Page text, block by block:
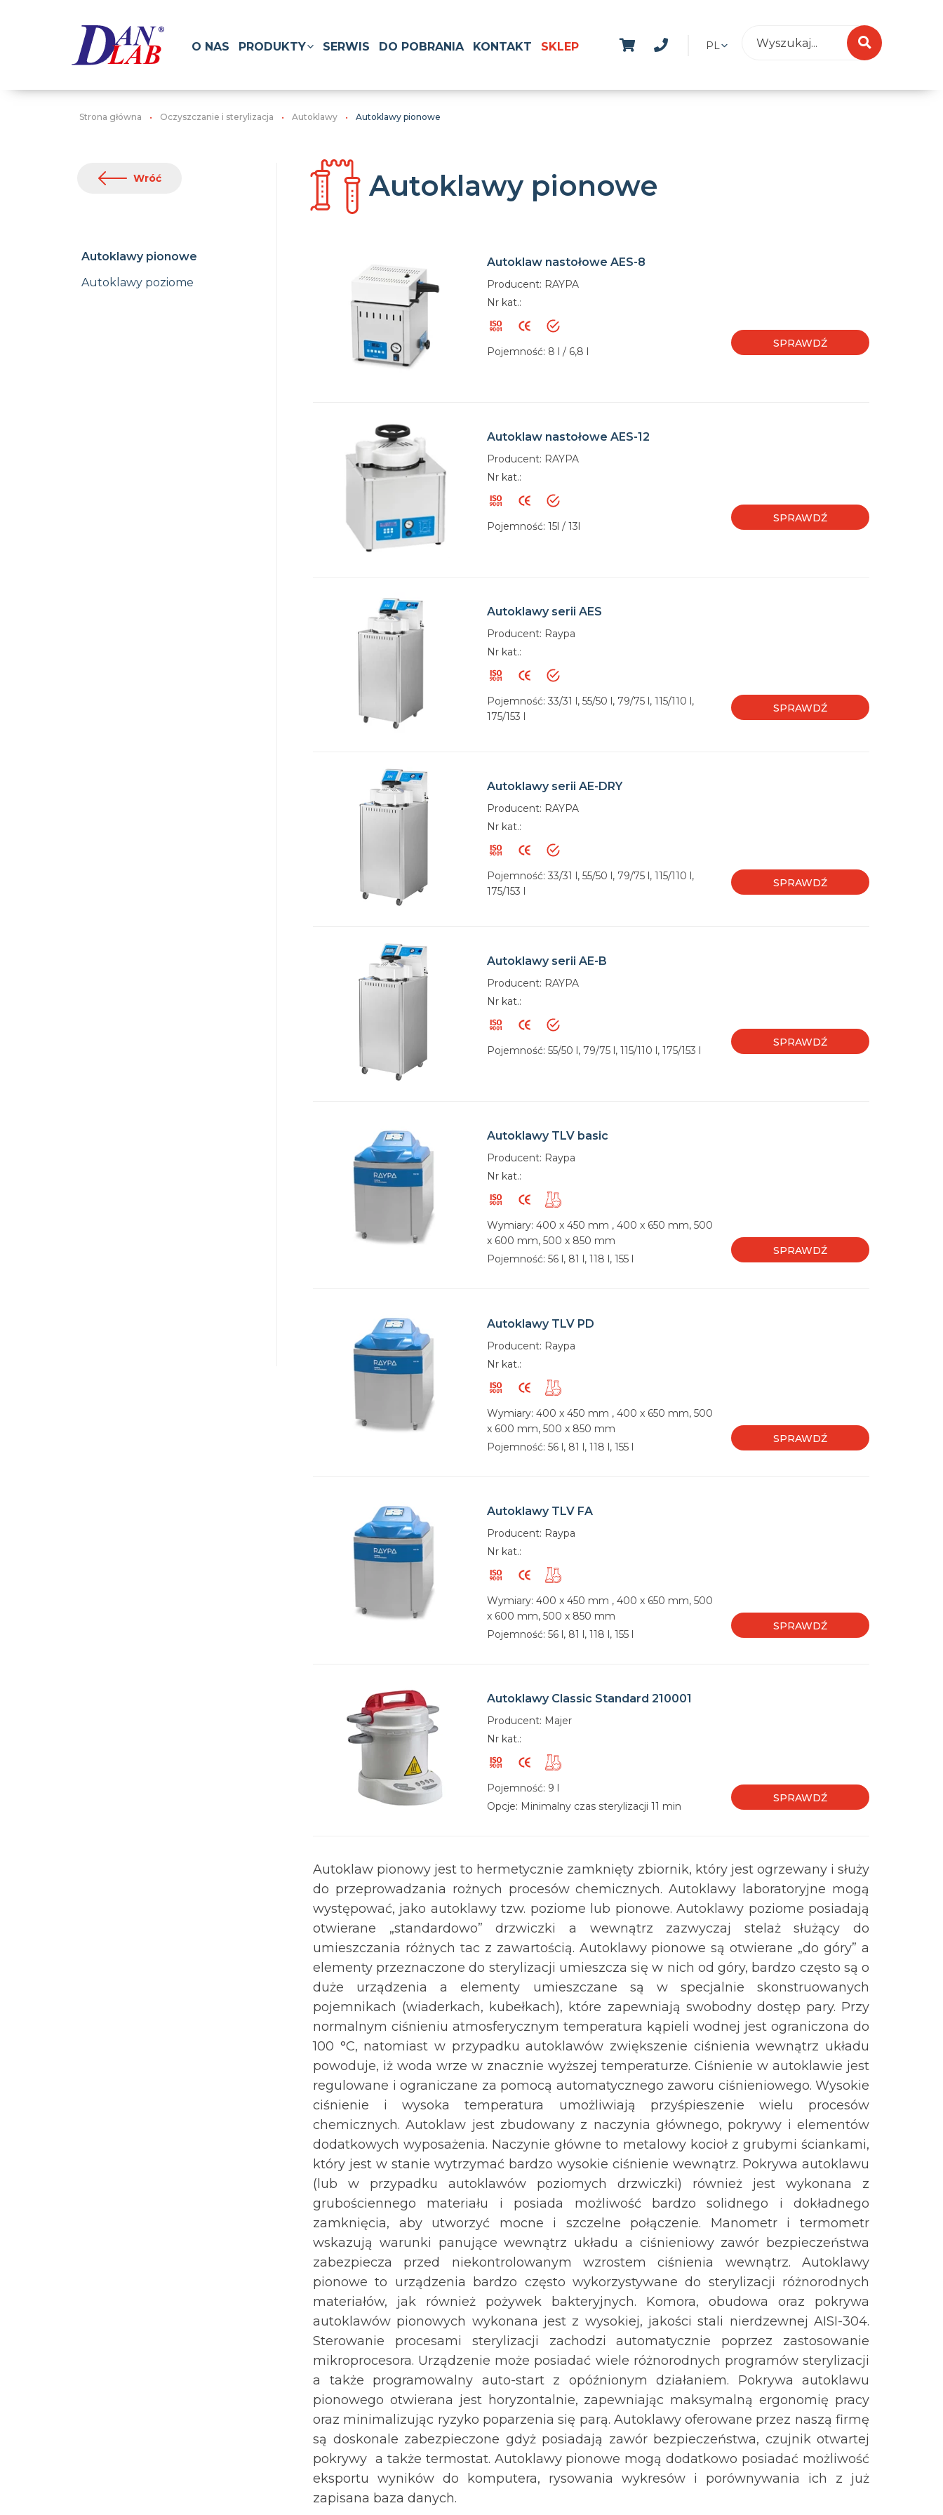
PL
O NAS PRODUKTY SERWIS DO POBRANIA KONTAKT SKLEP
Strona główna Oczyszczanie i sterylizacja Autoklawy Autoklawy pionowe
Wróć
Autoklawy pionowe
Autoklawy poziome
Autoklawy pionowe
Autoklaw nastołowe AES-8
Producent: RAYPA
Nr kat.:
Pojemność: 8 l / 6,8 l
SPRAWDŹ
Autoklaw nastołowe AES-12
Producent: RAYPA
Nr kat.:
Pojemność: 15l / 13l
SPRAWDŹ
Autoklawy serii AES
Producent: Raypa
Nr kat.:
Pojemność: 33/31 l, 55/50 l, 79/75 l, 115/110 l,
175/153 l
SPRAWDŹ
Autoklawy serii AE-DRY
Producent: RAYPA
Nr kat.:
Pojemność: 33/31 l, 55/50 l, 79/75 l, 115/110 l,
175/153 l
SPRAWDŹ
Autoklawy serii AE-B
Producent: RAYPA
Nr kat.:
Pojemność: 55/50 l, 79/75 l, 115/110 l, 175/153 l
SPRAWDŹ
Autoklawy TLV basic
Producent: Raypa
Nr kat.:
Wymiary: 400 x 450 mm , 400 x 650 mm, 500
x 600 mm, 500 x 850 mm
Pojemność: 56 l, 81 l, 118 l, 155 l
SPRAWDŹ
Autoklawy TLV PD
Producent: Raypa
Nr kat.:
Wymiary: 400 x 450 mm , 400 x 650 mm, 500
x 600 mm, 500 x 850 mm
Pojemność: 56 l, 81 l, 118 l, 155 l
SPRAWDŹ
Autoklawy TLV FA
Producent: Raypa
Nr kat.:
Wymiary: 400 x 450 mm , 400 x 650 mm, 500
x 600 mm, 500 x 850 mm
Pojemność: 56 l, 81 l, 118 l, 155 l
SPRAWDŹ
Autoklawy Classic Standard 210001
Producent: Majer
Nr kat.:
Pojemność: 9 l
Opcje: Minimalny czas sterylizacji 11 min
SPRAWDŹ
Autoklaw pionowy jest to hermetycznie zamknięty zbiornik, który jest ogrzewany i służy
do przeprowadzania rożnych procesów chemicznych. Autoklawy laboratoryjne mogą
występować, jako autoklawy tzw. poziome lub pionowe. Autoklawy poziome posiadają
otwierane „standardowo” drzwiczki a wewnątrz zazwyczaj stelaż służący do
umieszczania różnych tac z zawartością. Autoklawy pionowe są otwierane „do góry” a
elementy przeznaczone do sterylizacji umieszcza się w nich od góry, bardzo często są o
duże urządzenia a elementy umieszczane są w specjalnie skonstruowanych
pojemnikach (wiaderkach, kubełkach), które zapewniają swobodny dostęp pary. Przy
normalnym ciśnieniu atmosferycznym temperatura kąpieli wodnej jest ograniczona do
100 °C, natomiast w przypadku autoklawów zwiększenie ciśnienia wewnątrz układu
powoduje, iż woda wrze w znacznie wyższej temperaturze. Ciśnienie w autoklawie jest
regulowane i ograniczane za pomocą automatycznego zaworu ciśnieniowego. Wysokie
ciśnienie i wysoka temperatura umożliwiają przyśpieszenie wielu procesów
chemicznych. Autoklaw jest zbudowany z naczynia głównego, pokrywy i elementów
dodatkowych wyposażenia. Naczynie główne to metalowy kocioł z grubymi ściankami,
który jest w stanie wytrzymać bardzo wysokie ciśnienie wewnątrz. Pokrywa autoklawu
(lub w przypadku autoklawów poziomych drzwiczki) również jest wykonana z
grubościennego materiału i posiada możliwość bardzo solidnego i dokładnego
zamknięcia, aby utworzyć mocne i szczelne połączenie. Manometr i termometr
wskazują warunki panujące wewnątrz układu a ciśnieniowy zawór bezpieczeństwa
zabezpiecza przed niekontrolowanym wzrostem ciśnienia wewnątrz. Autoklawy
pionowe to urządzenia bardzo często wykorzystywane do sterylizacji różnorodnych
materiałów, jak również pożywek bakteryjnych. Komora, obudowa oraz pokrywa
autoklawów pionowych wykonana jest z wysokiej, jakości stali nierdzewnej AISI-304.
Sterowanie procesami sterylizacji zachodzi automatycznie poprzez zastosowanie
mikroprocesora. Urządzenie może posiadać wiele różnorodnych programów sterylizacji
a także programowalny auto-start z opóźnionym działaniem. Pokrywa autoklawu
pionowego otwierana jest horyzontalnie, zapewniając maksymalną ergonomię pracy
oraz minimalizując ryzyko poparzenia się parą. Autoklawy oferowane przez naszą firmę
są doskonale zabezpieczone gdyż posiadają zawór bezpieczeństwa, czujnik otwartej
pokrywy a także termostat. Autoklawy pionowe mogą dodatkowo posiadać możliwość
eksportu wyników do komputera, rysowania wykresów i porównywania ich z już
zapisana baza danych.